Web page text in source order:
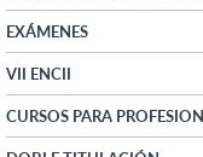
EXÁMENES
VII ENCII
CURSOS PARA